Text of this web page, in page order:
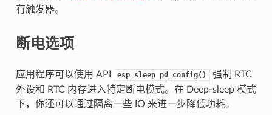
有触发器。
断电选项
应用程序可以使用 API esp_sleep_pd_config()
强制 RTC
外设和 RTC 内存进入特定断电模式。在 Deep-sleep 模式
下，你还可以通过隔离一些 IO 来进一步降低功耗。